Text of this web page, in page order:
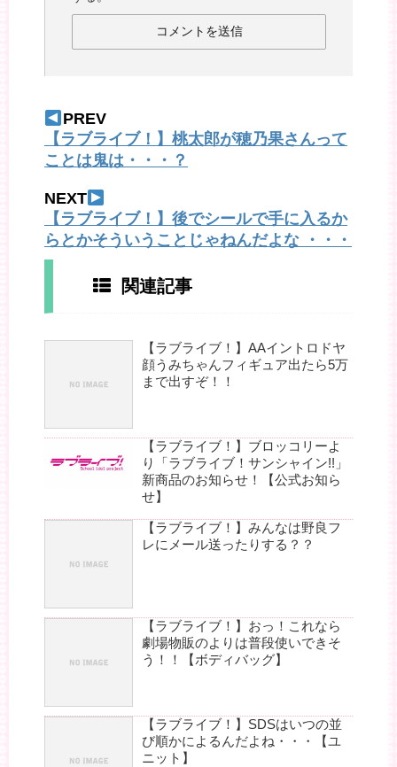
PREV
【ラブライブ！】桃太郎が穂乃果さんって
ことは鬼は・・・？
NEXT
【ラブライブ！】後でシールで手に入るか
らとかそういうことじゃねんだよな ・・・
関連記事
【ラブライブ！】AAイントロドヤ
顔うみちゃんフィギュア出たら5万
まで出すぞ！！
【ラブライブ！】ブロッコリーよ
り「ラブライブ！サンシャイン!!」
新商品のお知らせ！【公式お知ら
せ】
【ラブライブ！】みんなは野良フ
レにメール送ったりする？？
【ラブライブ！】おっ！これなら
劇場物販のよりは普段使いできそ
う！！【ボディバッグ】
【ラブライブ！】SDSはいつの並
び順かによるんだよね・・・【ユ
ニット】